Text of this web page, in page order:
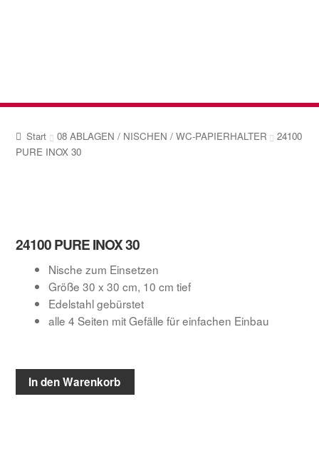
Start 08 ABLAGEN / NISCHEN / WC-PAPIERHALTER
24100
PURE INOX 30
24100 PURE INOX 30
Nische zum Einsetzen
Größe 30 x 30 cm, 10 cm tief
Edelstahl gebürstet
alle 4 Seiten mit Gefälle für einfachen Einbau
In den Warenkorb